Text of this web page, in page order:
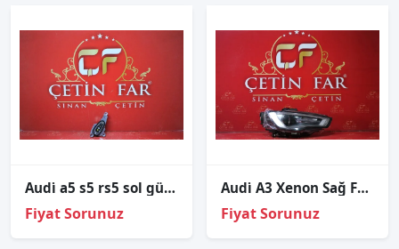
Audi̇ a5 s5 rs5 sol gündüz led beyni̇ sıfır i̇thal 8w6998473
Fiyat Sorunuz
Audi̇ A3 Xenon Sağ Far Sıfır İthal 8v0941044
Fiyat Sorunuz